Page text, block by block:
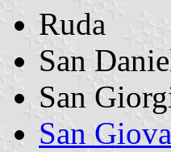
Ruda
San
San
San